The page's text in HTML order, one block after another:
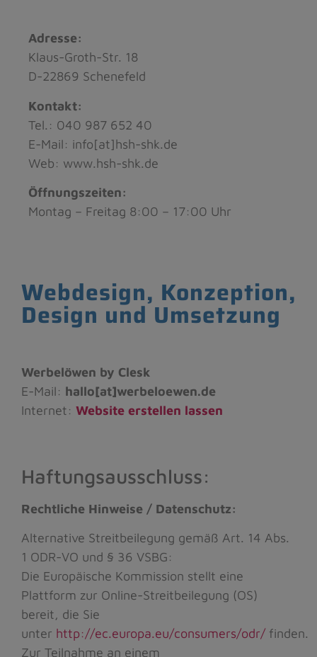
Adresse:
Klaus-Groth-Str. 18
D-22869 Schenefeld
Kontakt:
Tel.: 040 987 652 40
E-Mail: info[at]hsh-shk.de
Web: www.hsh-shk.de
Öffnungszeiten:
Montag – Freitag 8:00 – 17:00 Uhr
Webdesign, Konzeption,
Design und Umsetzung
Werbelöwen by Clesk
E-Mail: hallo[at]werbeloewen.de
Internet: Website erstellen lassen
Haftungsausschluss:
Rechtliche Hinweise / Datenschutz:
Alternative Streitbeilegung gemäß Art. 14 Abs.
1 ODR-VO und § 36 VSBG:
Die Europäische Kommission stellt eine
Plattform zur Online-Streitbeilegung (OS)
bereit, die Sie
unter http://ec.europa.eu/consumers/odr/finden.
Zur Teilnahme an einem